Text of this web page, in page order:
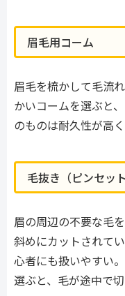
眉毛用コーム
眉毛を梳かして毛流
かいコームを選ぶと
のものは耐久性が高
毛抜き（ピンセット
眉の周辺の不要な毛
斜めにカットされて
心者にも扱いやすい
選ぶと、毛が途中で切